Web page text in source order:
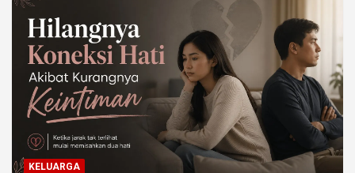
KELUARGA